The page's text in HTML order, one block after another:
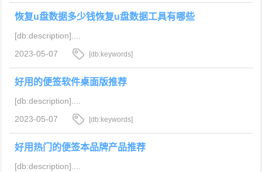
恢复u盘数据多少钱恢复u盘数据工具有哪些
[db:description]....
2023-05-07
[db:keywords]
好用的便签软件桌面版推荐
[db:description]....
2023-05-07
[db:keywords]
好用热门的便签本品牌产品推荐
[db:description]....